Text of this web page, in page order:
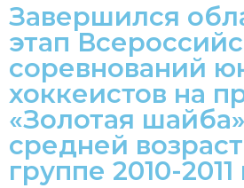
Завершился
этап
соревнований
хоккеистов на
«Золотая
средней
группе 2010-2011